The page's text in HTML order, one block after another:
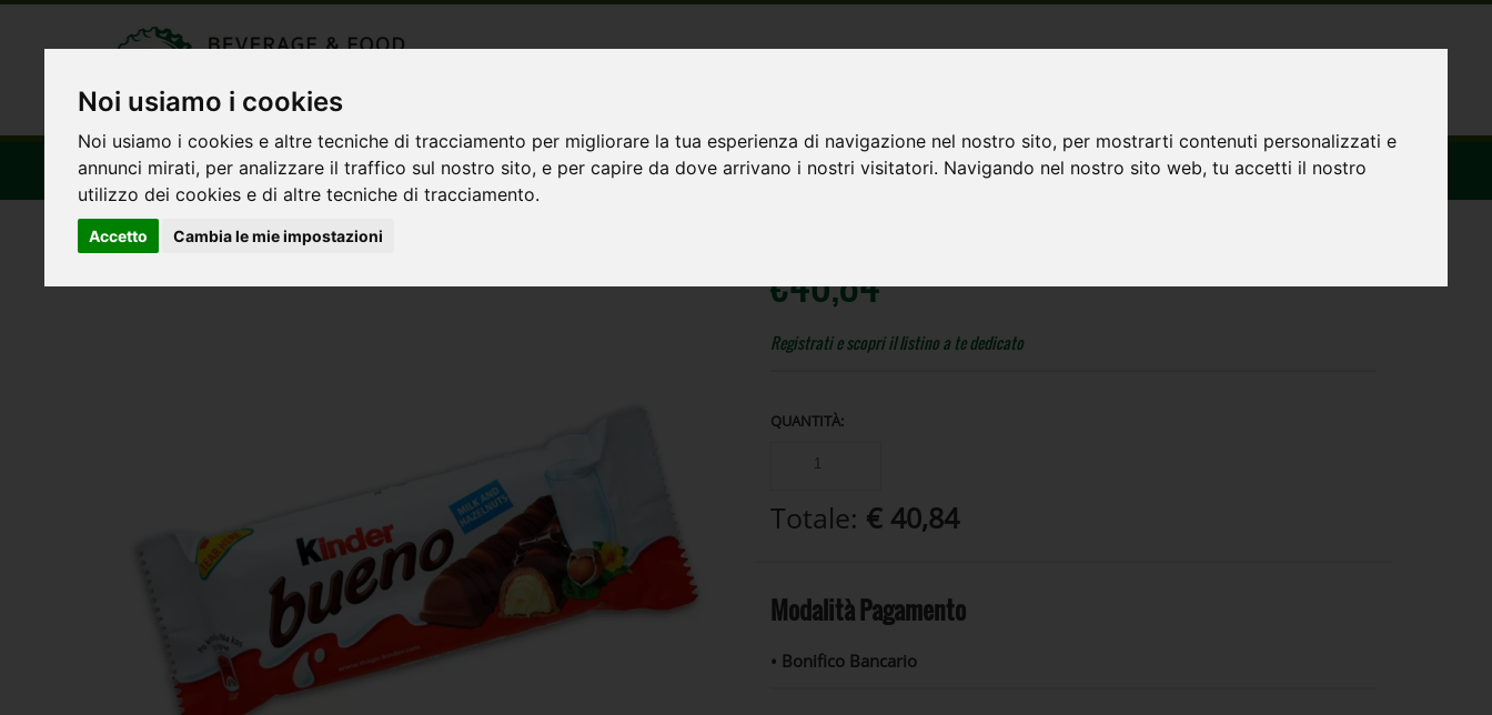
Noi usiamo i cookies
Noi usiamo i cookies e altre tecniche di tracciamento per migliorare la tua esperienza di navigazione nel nostro sito, per mostrarti contenuti personalizzati e
annunci mirati, per analizzare il traffico sul nostro sito, e per capire da dove arrivano i nostri visitatori. Navigando nel nostro sito web, tu accetti il nostro
utilizzo dei cookies e di altre tecniche di tracciamento.
Accetto Cambia le mie impostazioni
HOMEPAGE PRODOTTI OFFERTE CHI SIAMO CONTATTI
€40,84
Registrati e scopri il listino a te dedicato
QUANTITÀ:
Totale: € 40,84
Modalità Pagamento
• Bonifico Bancario